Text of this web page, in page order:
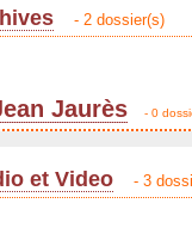
- 2 dossier(s)
Jaurès - 0
et Video - 3